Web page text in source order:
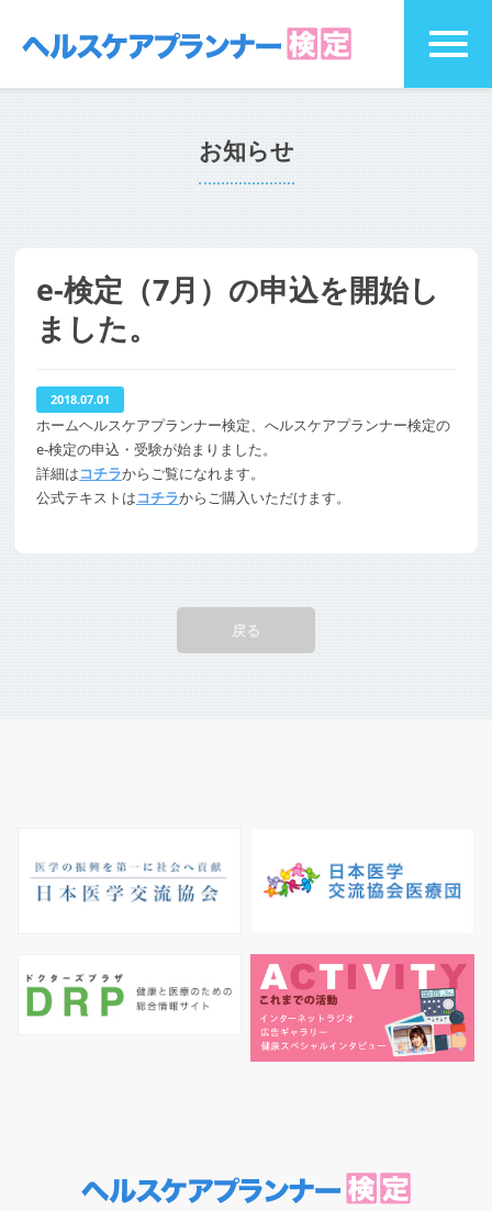
お知らせ
e-検定（7月）の申込を開始し
ました。
2018.07.01
ホームヘルスケアプランナー検定、へルスケアプランナー検定の
e-検定の申込・受験が始まりました。
詳細はコチラからご覧になれます。
公式テキストはコチラからご購入いただけます。
戻る